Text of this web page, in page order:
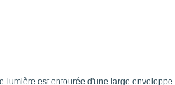
lumière est entourée d'une large enveloppe